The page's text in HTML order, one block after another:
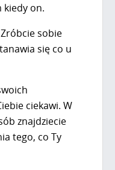
kiedy on.
sobie
się co u
ciekawi. W
znajdziecie
tego, co Ty